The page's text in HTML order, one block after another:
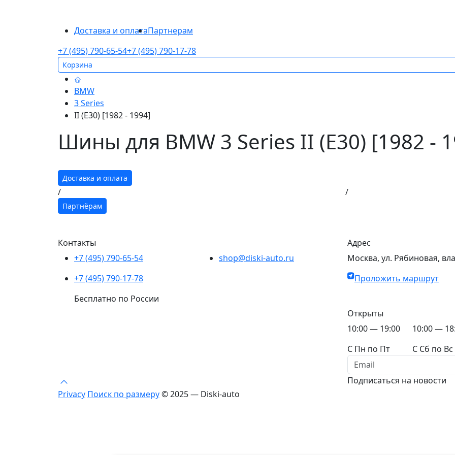
Доставка и оплатаПартнерам
+7 (495) 790-65-54+7 (495) 790-17-78
Корзина
BMW
3 Series
II (E30) [1982 - 1994]
Шины для BMW 3 Series II (E30) [1982 -
Доставка и оплата
/
Партнёрам
/
Контакты
+7 (495) 790-65-54
+7 (495) 790-17-78
Бесплатно по России
shop@diski-auto.ru
Адрес
Москва, ул. Рябиновая,
Проложить маршрут
Открыты
10:00 — 19:00
C Пн по Пт
10:00 —
C Сб по Вс
Подписаться на новости
Privacy Поиск по размеру© 2025 — Diski-auto